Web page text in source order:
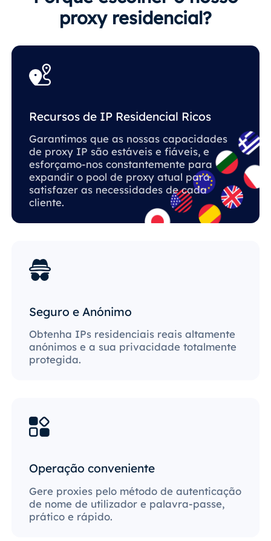
proxy residencial?
Recursos de IP Residencial Ricos
Garantimos que as nossas capacidades
de proxy IP são estáveis ​​e fiáveis, e
esforçamo-nos constantemente para
expandir o pool de proxy atual para
satisfazer as necessidades de cada
cliente.
Seguro e Anónimo
Obtenha IPs residenciais reais altamente
anónimos e a sua privacidade totalmente
protegida.
Operação conveniente
Gere proxies pelo método de autenticação
de nome de utilizador e palavra-passe,
prático e rápido.